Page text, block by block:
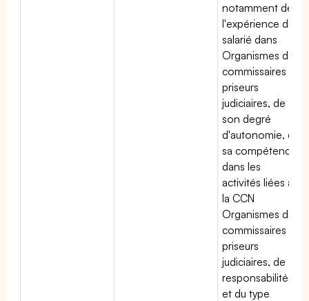
notamment de
l'expérience du
salarié dans
Organismes des
commissaires
priseurs
judiciaires, de
son degré
d'autonomie, de
sa compétence
dans les
activités liées à
la CCN
Organismes des
commissaires
priseurs
judiciaires, de sa
responsabilité
et du type